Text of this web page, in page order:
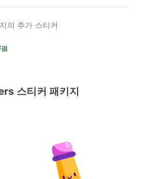
의 추가 스티커
스티커 패키지